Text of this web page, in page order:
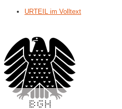
URTEIL im Volltext